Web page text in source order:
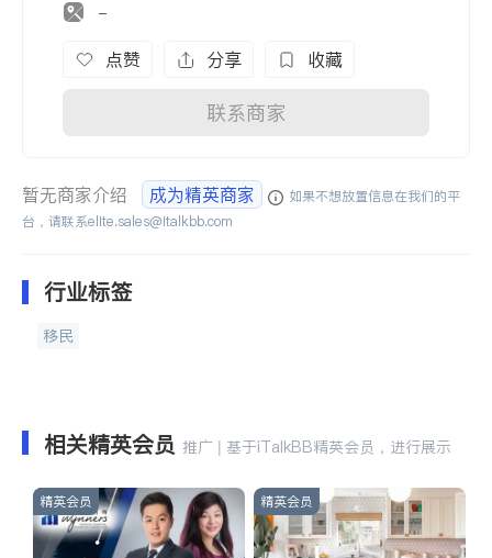
-
点赞 分享 收藏
联系商家
暂无商家介绍 成为精英商家
如果不想放置信息在我们的平
台，请联系elite.sales@italkbb.com
行业标签
移民
相关精英会员 推广 | 基于iTalkBB精英会员，进行展示
精英会员 精英会员